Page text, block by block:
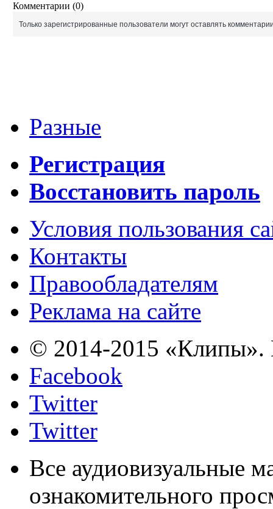
Комментарии (0)
Только зарегистрированные пользователи могут оставлять
Разные
Регистрация
Восстановить пароль
Условия пользования
Контакты
Правообладателям
Реклама на сайте
© 2014-2015 «Клипы».
Facebook
Twitter
Twitter
Все аудиовизуальные
ознакомительного